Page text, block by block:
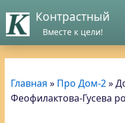
Контрастный
Вместе к цели!
Главная » Про Дом-2»
Феофилактова-Гусева